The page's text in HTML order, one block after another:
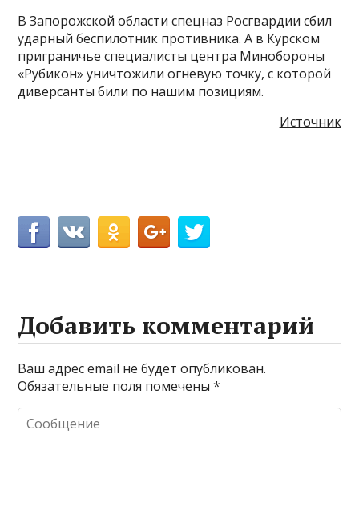
В Запорожской области спецназ Росгвардии сбил
ударный беспилотник противника. А в Курском
приграничье специалисты центра Минобороны
«Рубикон» уничтожили огневую точку, с которой
диверсанты били по нашим позициям.
Источник
Добавить комментарий
Ваш адрес email не будет опубликован.
Обязательные поля помечены*